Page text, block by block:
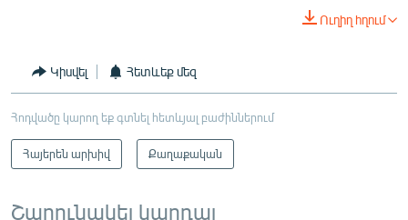
Ուղիղ հղում
Կիսվել Հետևեք մեզ
Հոդվածը կարող եք գտնել հետևյալ բաժիններում
Հայերեն արխիվ Քաղաքական
Շարունակել կարդալ